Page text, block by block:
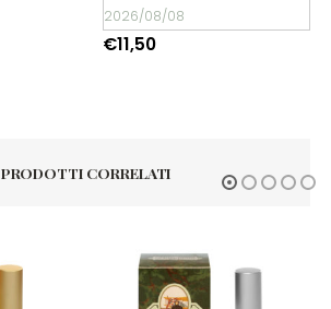
2026/08/08
€11,50
PRODOTTI CORRELATI